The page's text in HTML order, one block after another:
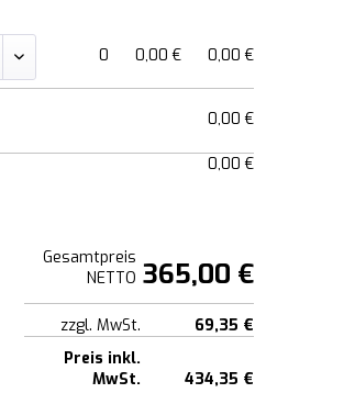
0
0,00 € 0,00 €
0,00 €
0,00 €
Gesamtpreis
NETTO 365,00 €
zzgl. MwSt.
69,35 €
Preis inkl.
MwSt.
434,35 €